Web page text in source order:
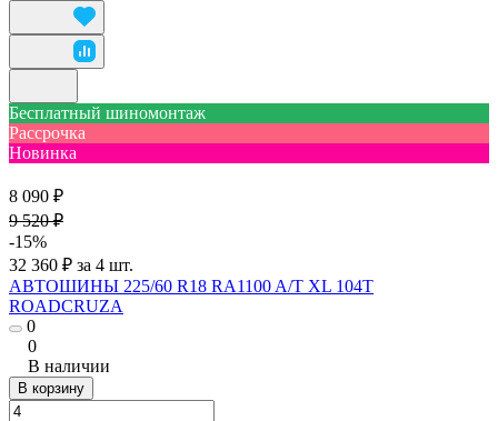
Бесплатный шиномонтаж
Рассрочка
Новинка
8 090 ₽
9 520 ₽
-15%
32 360 ₽ за 4 шт.
АВТОШИНЫ 225/60 R18 RA1100 A/T XL 104T
ROADCRUZA
0
0
В наличии
В корзину